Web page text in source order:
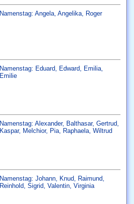
Namenstag: Angela, Angelika, Roger
Namenstag: Eduard Edward Emilia,
Emilie
Namenstag: Alexander, Balthasar, Gertrud
Kaspar, Melchior, Pia, Raphaela, Wiltrud
Namenstag: Johann, Knud Raimund
Reinhold Sigrid Valentin, Virginia